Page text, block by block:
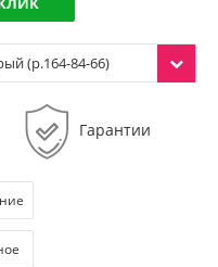
(р.164-84-66)
Гарантии